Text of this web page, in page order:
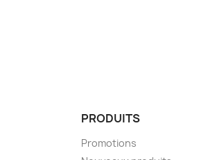
PRODUITS
Promotions